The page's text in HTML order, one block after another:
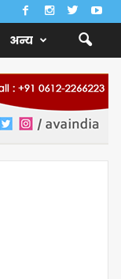
अन्य